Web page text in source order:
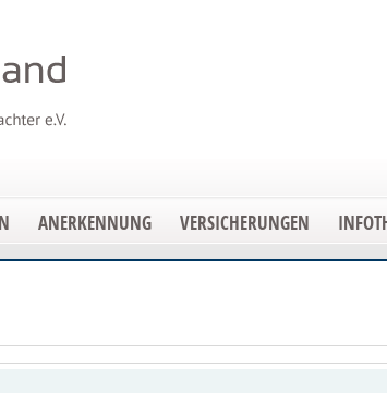
ANERKENNUNG VERSICHERUNGEN